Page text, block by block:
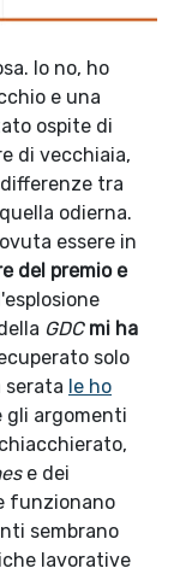
Io no, ho
e una
ospite di
di vecchiaia,
tra
odierna.
essere in
del premio e
GDC mi ha
solo
serata le ho
gli argomenti
e dei
funzionano
sembrano
lavorative